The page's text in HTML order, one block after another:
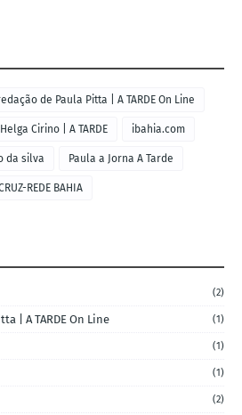
de Paula Pitta | A TARDE On Line
Helga Cirino | A TARDE ibahia.com
da silva Paula a Jorna A Tarde
REDE BAHIA
(2)
| A TARDE On Line (1)
(1)
(1)
(2)